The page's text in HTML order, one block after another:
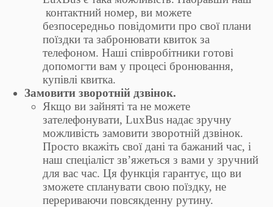
контактний номер, ви можете
безпосередньо повідомити про свої плани
поїздки та забронювати квиток за
телефоном. Наші співробітники готові
допомогти вам у процесі бронювання,
купівлі квитка.
Замовити зворотній дзвінок.
Якщо ви зайняті та не можете
зателефонувати, LuxBus надає зручну
можливість замовити зворотній дзвінок.
Просто вкажіть свої дані та бажаний час, і
наш спеціаліст зв’яжеться з вами у зручний
для вас час. Ця функція гарантує, що ви
зможете спланувати свою поїздку, не
перериваючи повсякденну рутину.